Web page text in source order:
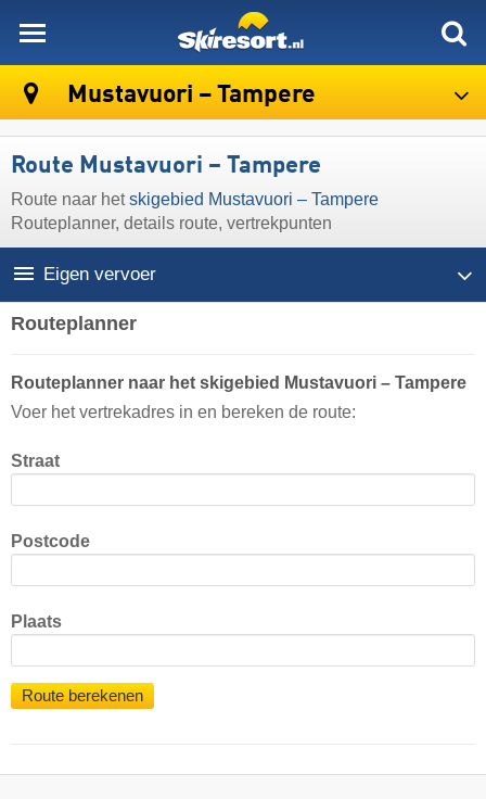
Mustavuori – Tampere
Route Mustavuori – Tampere
Route naar hetskigebied Mustavuori – Tampere
Routeplanner, details route, vertrekpunten
Eigen vervoer
Routeplanner
Routeplanner naar het skigebied Mustavuori – Tampere
Voer het vertrekadres in en bereken de route:
Straat
Postcode
Plaats
Route berekenen